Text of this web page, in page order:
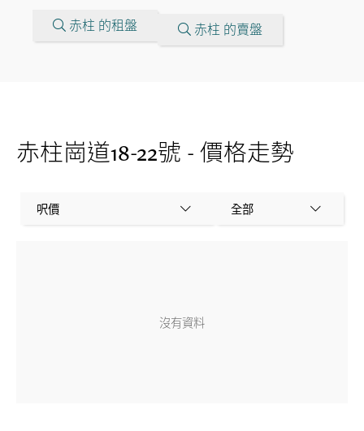
赤柱 的租盤 赤柱 的賣盤
赤柱崗道18-22號 - 價格走勢
呎價 全部
沒有資料